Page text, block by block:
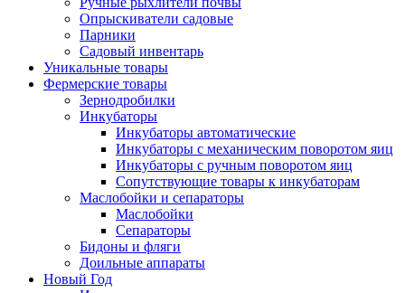
Опрыскиватели садовые
Парники
Садовый инвентарь
Уникальные товары
Фермерские товары
Зернодробилки
Инкубаторы
Инкубаторы автоматические
Инкубаторы с механическим поворотом яиц
Инкубаторы с ручным поворотом яиц
Сопутствующие товары к инкубаторам
Маслобойки и сепараторы
Маслобойки
Сепараторы
Бидоны и фляги
Доильные аппараты
Новый Год